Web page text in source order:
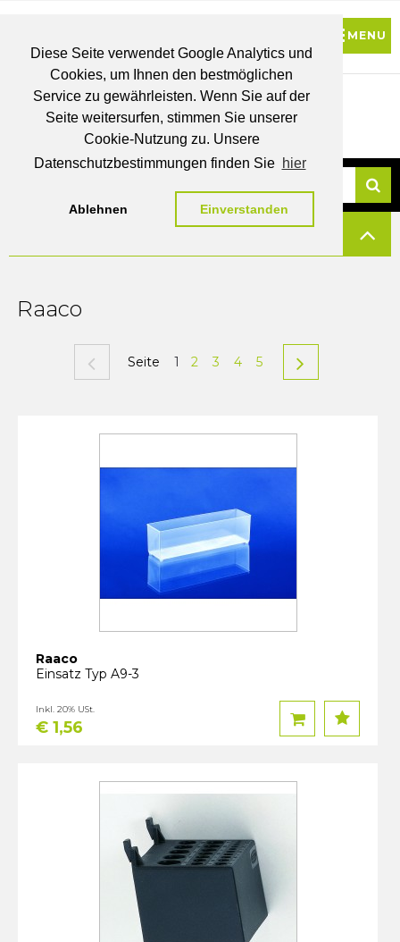
Diese Seite verwendet Google Analytics und
Cookies, um Ihnen den bestmöglichen
Service zu gewährleisten. Wenn Sie auf der
Seite weitersurfen, stimmen Sie unserer
Cookie-Nutzung zu. Unsere
Datenschutzbestimmungen finden Sie hier
Ablehnen Einverstanden
BRUTTO
PREISE
MEIN
WUNSCHLISTE
Raaco
Seite 1 2 3 4 5
Raaco
Einsatz Typ A9-3
€ 1,56
Inkl. 20% USt.